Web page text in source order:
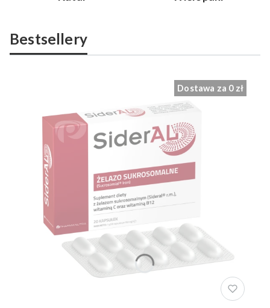
Bestsellery